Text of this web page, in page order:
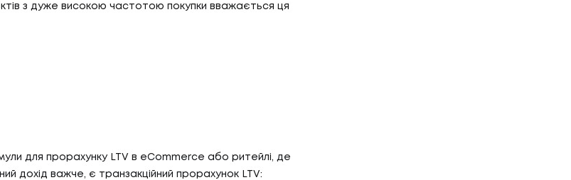
з дуже високою частотою покупки вважається ця
для прорахунку LTV в eCommerce або ритейлі, де
дохід важче, є транзакційний прорахунок LTV: